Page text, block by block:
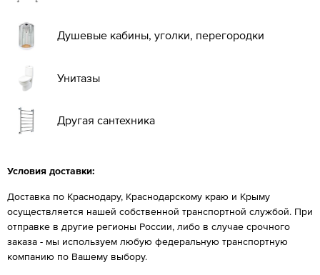
Душевые кабины, уголки, перегородки
Унитазы
Другая сантехника
Условия доставки:
Доставка по Краснодару, Краснодарскому краю и Крыму
осуществляется нашей собственной транспортной службой. При
отправке в другие регионы России, либо в случае срочного
заказа - мы используем любую федеральную транспортную
компанию по Вашему выбору.